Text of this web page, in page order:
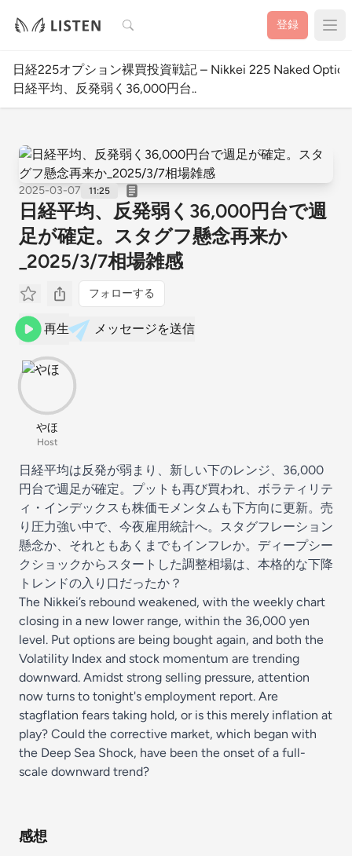
検索 登録
日経225オプション裸買投資戦記 – Nikkei 225 Naked
日経平均、反発弱く36,000円台..
2025-03-07 11:25
日経平均、反発弱く36,000円台で週
足が確定。スタグフ懸念再来か
_2025/3/7相場雑感
フォローする
再生 メッセージを送信
やほ
Host
日経平均は反発が弱まり、新しい下のレンジ、36,000
円台で週足が確定。プットも再び買われ、ボラティリテ
ィ・インデックスも株価モメンタムも下方向に更新。売
り圧力強い中で、今夜雇用統計へ。スタグフレーション
懸念か、それともあくまでもインフレか。ディープシー
クショックからスタートした調整相場は、本格的な下降
トレンドの入り口だったか？
The Nikkei’s rebound weakened, with the weekly chart
closing in a new lower range, within the 36,000 yen
level. Put options are being bought again, and both the
Volatility Index and stock momentum are trending
downward. Amidst strong selling pressure, attention
now turns to tonight's employment report. Are
stagflation fears taking hold, or is this merely inflation at
play? Could the corrective market, which began with
the Deep Sea Shock, have been the onset of a full-
scale downward trend?
感想